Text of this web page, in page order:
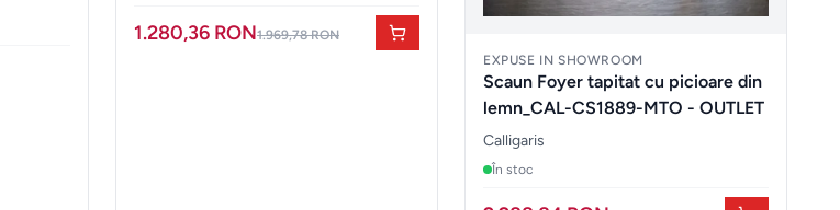
1.280,36 RON1.969,78 RON
EXPUSE IN SHOWROOM
Scaun Foyer tapitat cu picioare din
lemn_CAL-CS1889-MTO - OUTLET
Calligaris
În stoc